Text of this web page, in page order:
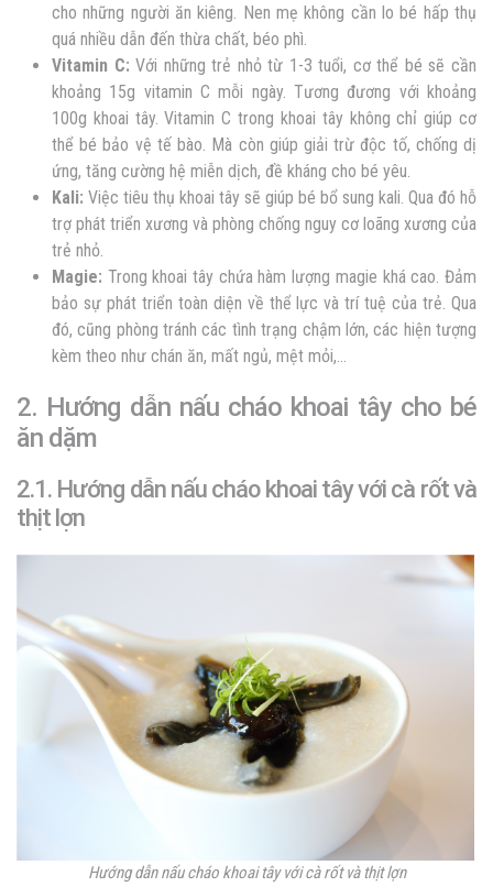
cho những người ăn kiêng. Nen mẹ không cần lo bé hấp thụ
quá nhiều dẫn đến thừa chất, béo phì.
Vitamin C: Với những trẻ nhỏ từ 1-3 tuổi, cơ thể bé sẽ cần
khoảng 15g vitamin C mỗi ngày. Tương đương với khoảng
100g khoai tây. Vitamin C trong khoai tây không chỉ giúp cơ
thể bé bảo vệ tế bào. Mà còn giúp giải trừ độc tố, chống dị
ứng, tăng cường hệ miễn dịch, đề kháng cho bé yêu.
Kali: Việc tiêu thụ khoai tây sẽ giúp bé bổ sung kali. Qua đó hỗ
trợ phát triển xương và phòng chống nguy cơ loãng xương của
trẻ nhỏ.
Magie: Trong khoai tây chứa hàm lượng magie khá cao. Đảm
bảo sự phát triển toàn diện về thể lực và trí tuệ của trẻ. Qua
đó, cũng phòng tránh các tình trạng chậm lớn, các hiện tượng
kèm theo như chán ăn, mất ngủ, mệt mỏi,…
2. Hướng dẫn nấu cháo khoai tây cho bé
ăn dặm
2.1. Hướng dẫn nấu cháo khoai tây với cà rốt và
thịt lợn
Hướng dẫn nấu cháo khoai tây với cà rốt và thịt lợn